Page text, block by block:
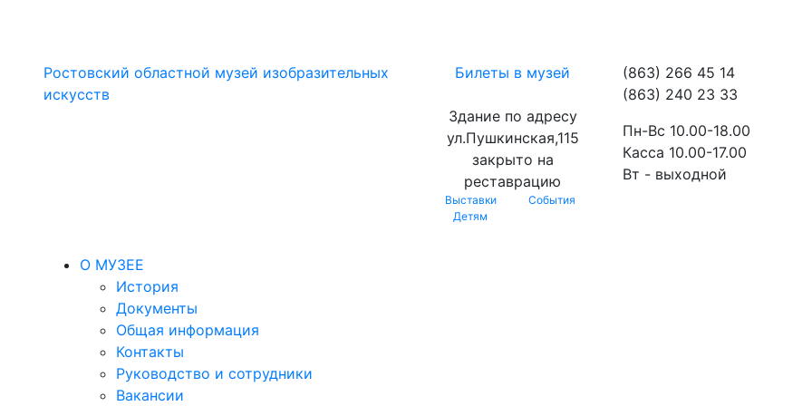
Ростовский областной музей изобразительных
искусств
Билеты в музей
Здание по адресу
ул.Пушкинская,115
закрыто на
реставрацию
Выставки
События
Детям
(863) 266 45 14
(863) 240 23 33
Пн-Вс 10.00-18.00
Касса 10.00-17.00
Вт - выходной
О МУЗЕЕ
История
Документы
Общая информация
Контакты
Руководство и сотрудники
Вакансии